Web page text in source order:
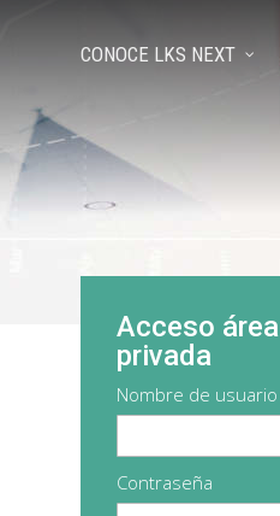
CONOCE LKS NEXT
Acceso área
privada
Nombre de usuario
Contraseña